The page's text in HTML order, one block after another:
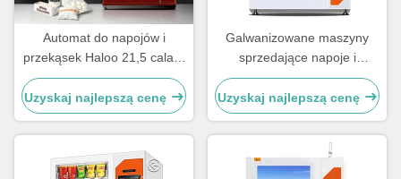
Automat do napojów i
przekąsek Haloo 21,5 cala o
pojemności 360 sztuk, z
szybą zapobiegającą
parowaniu, solidny i trwały
Uzyskaj najlepszą cenę
Galwanizowane maszyny
sprzedające napoje i
przekąski są trwałe
Uzyskaj najlepszą cenę